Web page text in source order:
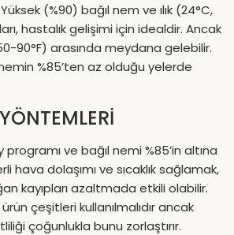
(%90) bağıl nem ve ılık (24°C,
hastalık gelişimi için idealdir. Ancak
90°F) arasında meydana gelebilir.
%85’ten az olduğu yelerde
ve bağıl nemi %85’in altına
hava dolaşımı ve sıcaklık sağlamak,
kayıpları azaltmada etkili olabilir.
çeşitleri kullanılmalıdır ancak
çoğunlukla bunu zorlaştırır.